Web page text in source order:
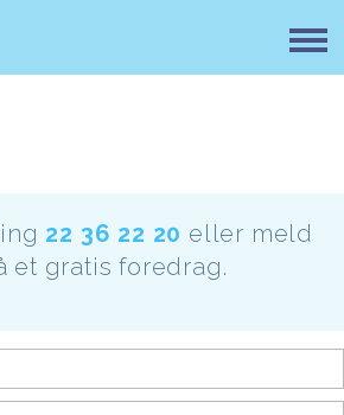
22 36 22 20 eller meld
et gratis foredrag.